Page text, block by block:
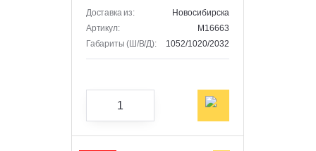
Доставка из:
Новосибирска
Артикул:
M16663
Габариты (Ш/В/Д):
1052/1020/2032